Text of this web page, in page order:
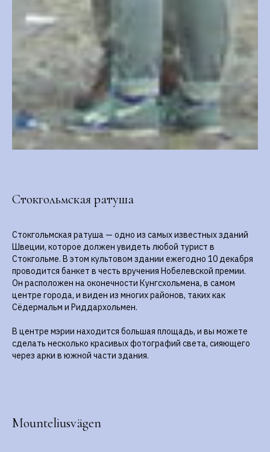
Стокгольмская ратуша
Стокгольмская ратуша — одно из самых известных зданий
Швеции, которое должен увидеть любой турист в
Стокгольме. В этом культовом здании ежегодно 10 декабря
проводится банкет в честь вручения Нобелевской премии.
Он расположен на оконечности Кунгсхольмена, в самом
центре города, и виден из многих районов, таких как
Сёдермальм и Риддархольмен.
В центре мэрии находится большая площадь, и вы можете
сделать несколько красивых фотографий света, сияющего
через арки в южной части здания.
Mounteliusvägen